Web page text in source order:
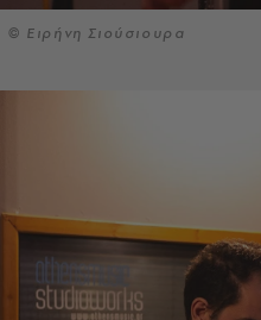
© Ειρήνη Σιούσιουρα